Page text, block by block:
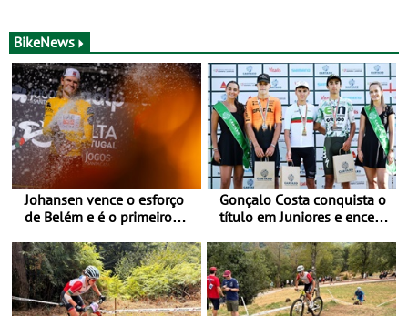
de agosto, em
Monteceneri, na Suíça
BikeNews
Johansen vence o esforço
de Belém e é o primeiro
a Portugal - Prova decorre
entre 5 e 16 de Agosto
Gonçalo Costa conquista o
título em Juniores e encerra
no Cartaxo